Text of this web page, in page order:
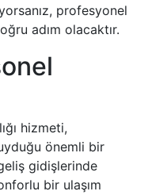
profesyonel
adım olacaktır.
hizmeti,
önemli bir
gidişlerinde
bir ulaşım